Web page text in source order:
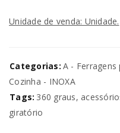
Unidade de venda: Unidade.
Categorias: A - Ferragens
Cozinha - INOXA
Tags: 360 graus,
giratório